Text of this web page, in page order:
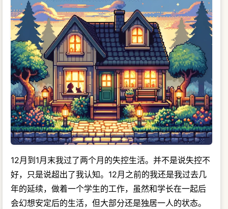
12月到1月末我过了两个月的失控生活。并不是说失控不
好，只是说超出了我认知。12月之前的我还是我过去几
年的延续，做着一个学生的工作，虽然和学长在一起后
会幻想安定后的生活，但大部分还是独居一人的状态。